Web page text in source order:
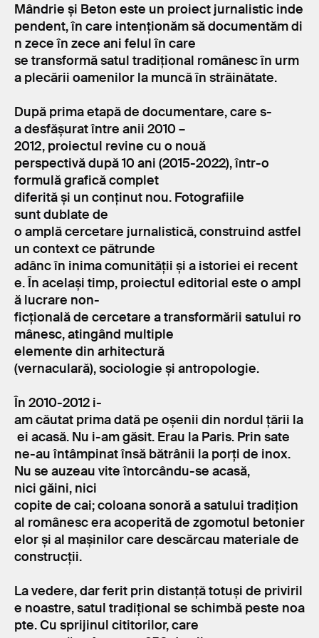
Mândrie și Beton este un proiect jurnalistic inde
pendent, în care intenționăm să documentăm di
n zece în zece ani felul în care
se transformă satul tradițional românesc în urm
a plecării oamenilor la muncă în străinătate.
După prima etapă de documentare, care s-
a desfășurat între anii 2010 –
2012, proiectul revine cu o nouă
perspectivă după 10 ani (2015-2022), într-o
formulă grafică complet
diferită și un conținut nou. Fotografiile
sunt dublate de
o amplă cercetare jurnalistică, construind astfel
un context ce pătrunde
adânc în inima comunității și a istoriei ei recent
e. În același timp, proiectul editorial este o ampl
ă lucrare non-
ficțională de cercetare a transformării satului ro
mânesc, atingând multiple
elemente din arhitectură
(vernaculară), sociologie și antropologie.
În 2010-2012 i-
am căutat prima dată pe oșenii din nordul țării la
ei acasă. Nu i-am găsit. Erau la Paris. Prin sate
ne-au întâmpinat însă bătrânii la porți de inox.
Nu se auzeau vite întorcându-se acasă,
nici găini, nici
copite de cai; coloana sonoră a satului tradițion
al românesc era acoperită de zgomotul betonier
elor și al mașinilor care descărcau materiale de
construcții.
La vedere, dar ferit prin distanță totuși de priviril
e noastre, satul tradițional se schimbă peste noa
pte. Cu sprijinul cititorilor, care